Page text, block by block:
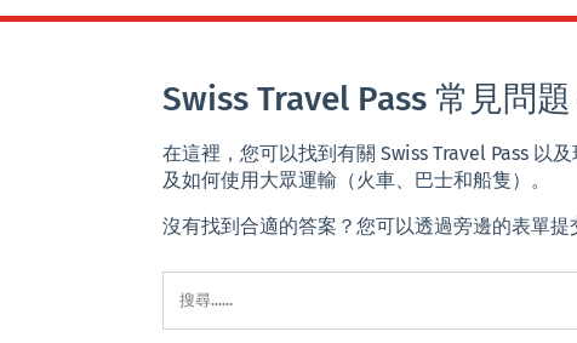
Swiss Travel Pass 常見問
在這裡，您可以找到有關 Swiss Travel Pass 以
及如何使用大眾運輸（火車、巴士和船隻）。
沒有找到合適的答案？您可以透過旁邊的表單